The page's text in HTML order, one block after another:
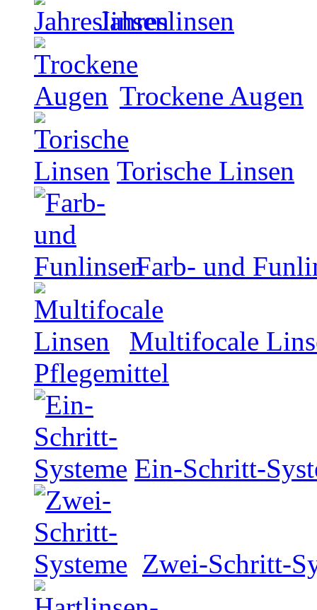
Jahreslinsen
Trockene Augen
Torische Linsen
Farb- und
Multifocale
Pflegemittel
Ein-Schritt-
Zwei-Schritt-